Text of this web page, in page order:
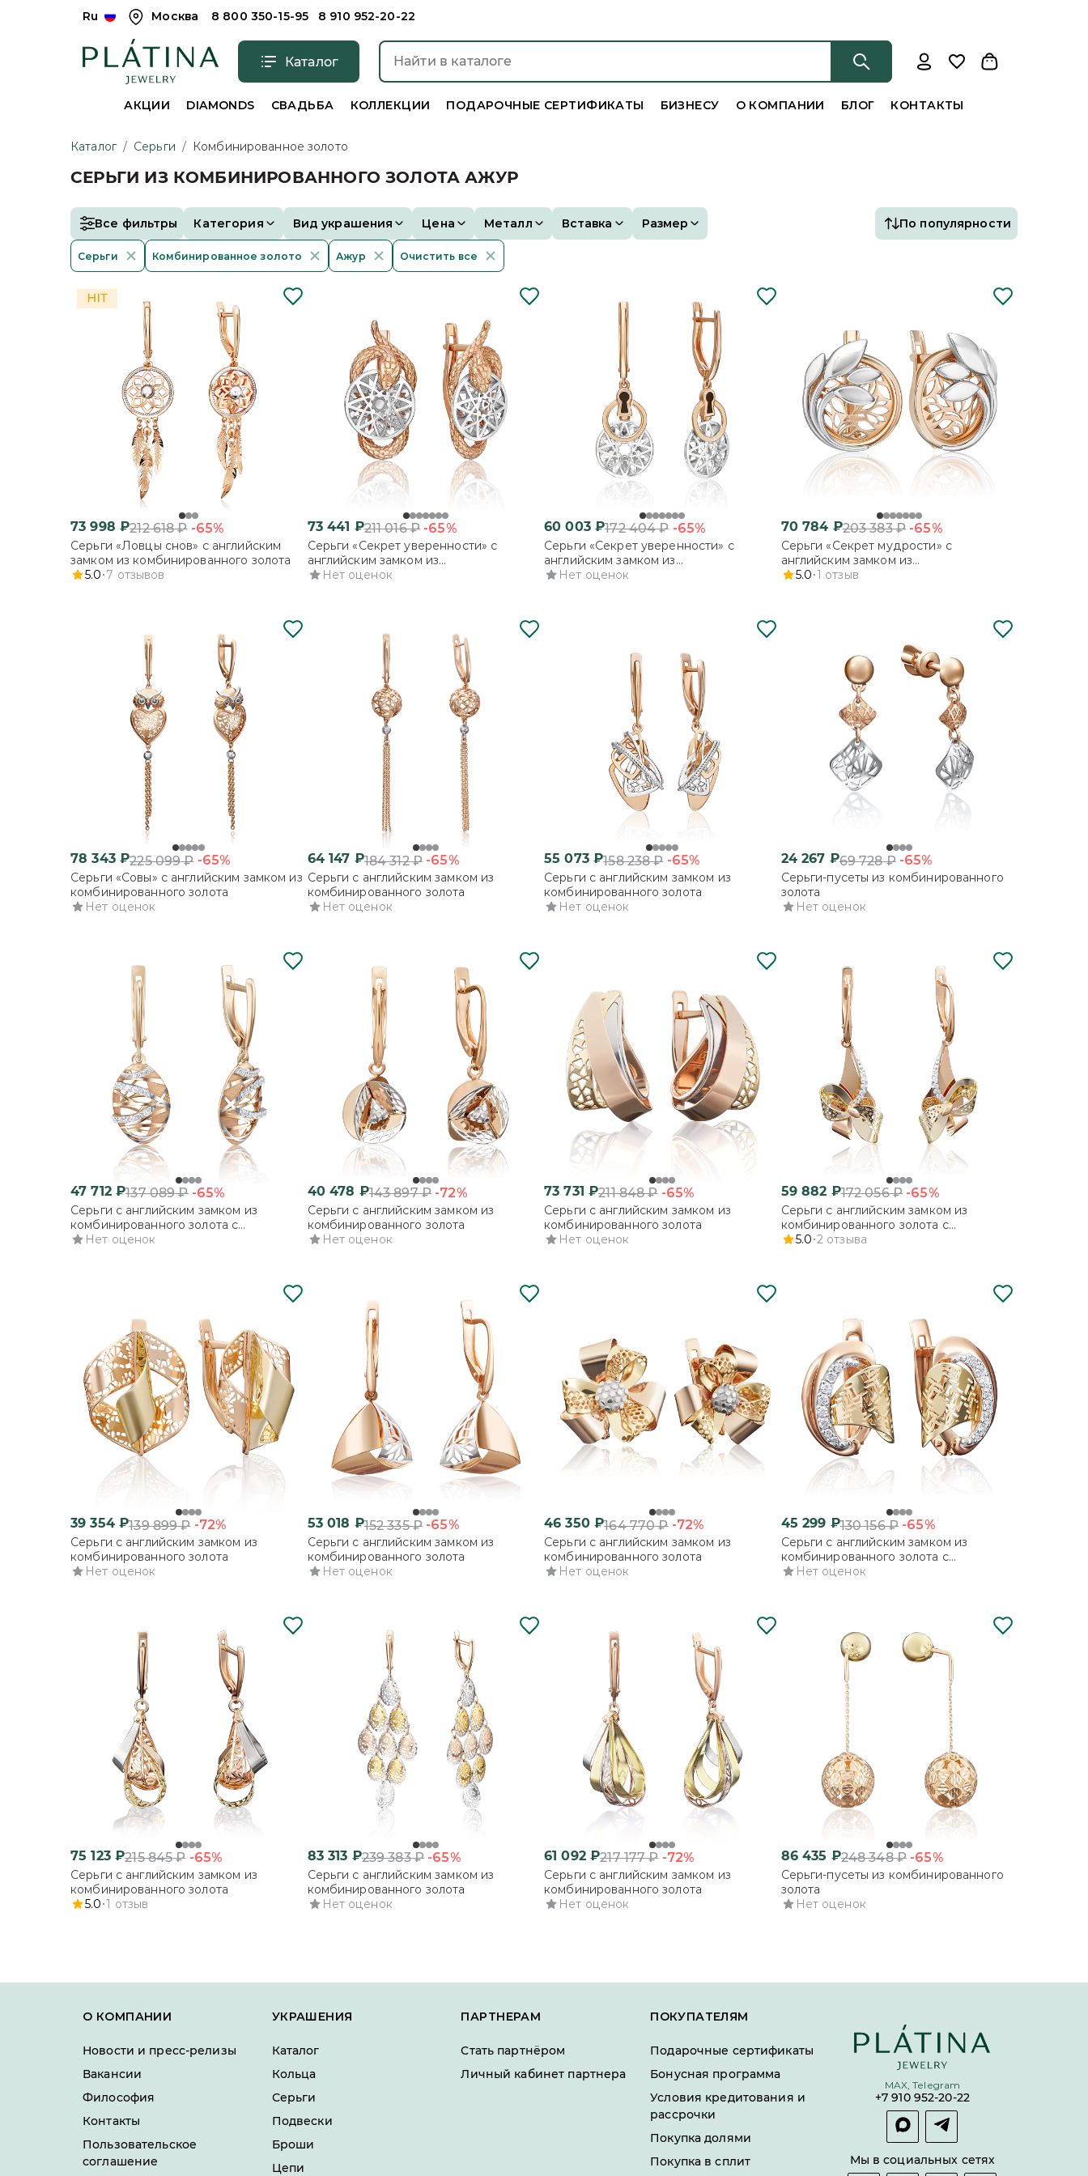
Ru Москва 8 800 350-15-95 8 910 952-20-22
Каталог
АКЦИИ DIAMONDS СВАДЬБА КОЛЛЕКЦИИ ПОДАРОЧНЫЕ СЕРТИФИКАТЫ БИЗНЕСУ О КОМПАНИИ БЛОГ КОНТАКТЫ
Каталог / Серьги / Комбинированное золото
СЕРЬГИ ИЗ КОМБИНИРОВАННОГО ЗОЛОТА АЖУР
Все фильтры Категория Вид украшения Цена Металл Вставка Размер По популярности
Серьги Комбинированное золото Ажур Очистить все
73 998 ₽212 618₽ -65%
Серьги «Ловцы снов» с английским
замком из комбинированного золота
5.0 7 отзывов
73 441 ₽211 016₽ -65%
Серьги «Секрет уверенности» с
английским замком из
комбинированного золота
Нет оценок
60 003₽172 404₽ -65%
Серьги «Секрет уверенности» с
английским замком из
комбинированного золота с эмалью
Нет оценок
70 784 ₽203 383₽ -65%
Серьги «Секрет мудрости» с
английским замком из
комбинированного золота
5.0 1 отзыв
78 343₽225 099₽ -65%
Серьги «Совы» с английским замком из
комбинированного золота
Нет оценок
64 147 ₽184 312₽ -65%
Серьги с английским замком из
комбинированного золота
Нет оценок
55 073₽158 238₽ -65%
Серьги с английским замком из
комбинированного золота
Нет оценок
24 267 ₽69 728₽ -65%
Серьги-пусеты из комбинированного
золота
Нет оценок
47 712₽137 089₽ -65%
Серьги с английским замком из
комбинированного золота с
фианитами
Нет оценок
40 478 ₽143 897₽ -72%
Серьги с английским замком из
комбинированного золота
Нет оценок
73 731 ₽211 848₽ -65%
Серьги с английским замком из
комбинированного золота
Нет оценок
59 882 ₽172 056₽ -65%
Серьги с английским замком из
комбинированного золота с
фианитами
5.0 2 отзыва
39 354₽139 899₽ -72%
Серьги с английским замком из
комбинированного золота
Нет оценок
53 018 ₽152 335₽ -65%
Серьги с английским замком из
комбинированного золота
Нет оценок
46 350₽164 770₽ -72%
Серьги с английским замком из
комбинированного золота
Нет оценок
45 299 ₽130 156₽ -65%
Серьги с английским замком из
комбинированного золота с
фианитами
Нет оценок
75 123₽215 845₽ -65%
Серьги с английским замком из
комбинированного золота
5.0 1 отзыв
83 313 ₽239 383₽ -65%
Серьги с английским замком из
комбинированного золота
Нет оценок
61 092₽217 177₽ -72%
Серьги с английским замком из
комбинированного золота
Нет оценок
86 435 ₽248 348₽ -65%
Серьги-пусеты из комбинированного
золота
Нет оценок
О КОМПАНИИ
Новости и пресс-релизы
Вакансии
Философия
Контакты
Пользовательское
соглашение
УКРАШЕНИЯ
Каталог
Кольца
Серьги
Подвески
Броши
Цепи
ПАРТНЕРАМ
Стать партнёром
Личный кабинет партнера
ПОКУПАТЕЛЯМ
Подарочные сертификаты
Бонусная программа
Условия кредитования и
рассрочки
Покупка долями
Покупка в сплит
MAX, Telegram
+7 910 952-20-22
Мы в социальных сетях